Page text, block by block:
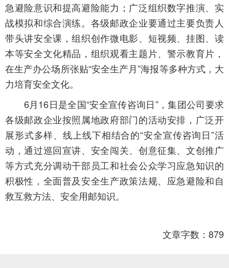
急避险意识和提高避险能力；广泛组织数字推演、实
战模拟和综合演练。各级邮政企业要通过主要负责人
带头讲安全课，组织创作微电影、短视频、挂图、读
本等安全文化精品，组织观看主题片、警示教育片，
在生产办公场所张贴“安全生产月”海报等多种方式，大
力培育安全文化。
6月16日是全国“安全宣传咨询日”，集团公司要求
各级邮政企业按照属地政府部门的活动安排，广泛开
展形式多样、线上线下相结合的“安全宣传咨询日”活
动，通过巡回宣讲、安全闯关、创意征集、文创推广
等方式充分调动干部员工和社会公众学习应急知识的
积极性，全面普及安全生产政策法规、应急避险和自
救互救方法、安全用邮知识。
文章字数：879